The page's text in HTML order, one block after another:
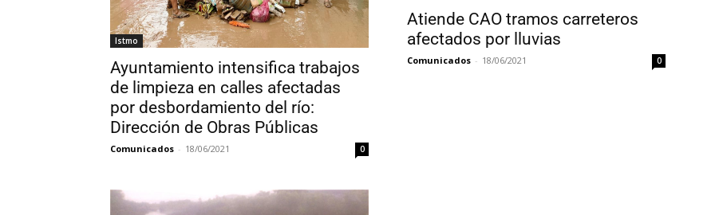
Istmo
Ayuntamiento intensifica trabajos
de limpieza en calles afectadas
por desbordamiento del río:
Dirección de Obras Públicas
Comunicados - 18/06/2021 0
Atiende CAO tramos carreteros
afectados por lluvias
Comunicados - 18/06/2021 0